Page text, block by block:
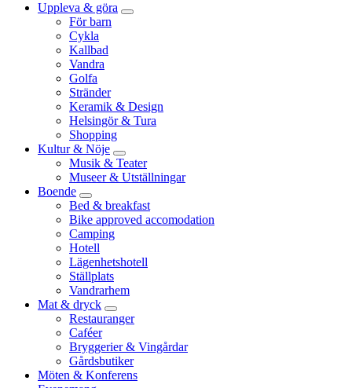
Uppleva & göra
För barn
Cykla
Kallbad
Vandra
Golfa
Stränder
Keramik & Design
Helsingör & Tura
Shopping
Kultur & Nöje
Musik & Teater
Museer & Utställningar
Boende
Bed & breakfast
Bike approved accomodation
Camping
Hotell
Lägenhetshotell
Ställplats
Vandrarhem
Mat & dryck
Restauranger
Caféer
Bryggerier & Vingårdar
Gårdsbutiker
Möten & Konferens